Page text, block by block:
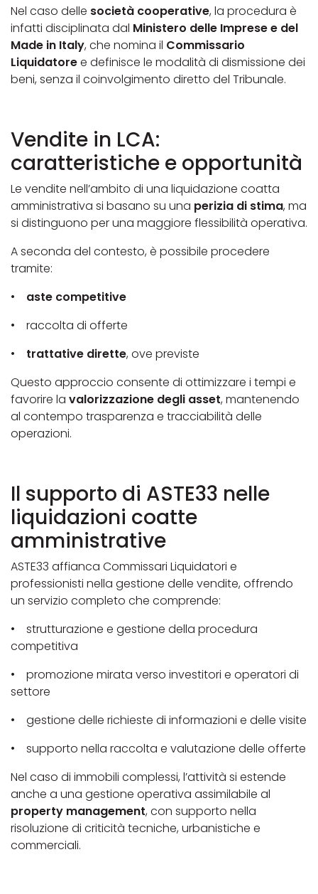
Nel caso delle società cooperative, la procedura è
infatti disciplinata dal Ministero delle Imprese e del
Made in Italy, che nomina il Commissario
Liquidatoree definisce le modalità di dismissione dei
beni, senza il coinvolgimento diretto del Tribunale.
Vendite in LCA:
caratteristiche e opportunità
Le vendite nell’ambito di una liquidazione coatta
amministrativa si basano su una perizia di stima, ma
si distinguono per una maggiore flessibilità operativa.
A seconda del contesto, è possibile procedere
tramite:
•
aste competitive
• raccolta di offerte
• trattative dirette, ove previste
Questo approccio consente di ottimizzare i tempi e
favorire la valorizzazione degli asset, mantenendo
al contempo trasparenza e tracciabilità delle
operazioni.
Il supporto di ASTE33 nelle
liquidazioni coatte
amministrative
ASTE33 affianca Commissari Liquidatori e
professionisti nella gestione delle vendite, offrendo
un servizio completo che comprende:
• strutturazione e gestione della procedura
competitiva
• promozione mirata verso investitori e operatori di
settore
• gestione delle richieste di informazioni e delle visite
• supporto nella raccolta e valutazione delle offerte
Nel caso di immobili complessi, l’attività si estende
anche a una gestione operativa assimilabile al
property management, con supporto nella
risoluzione di criticità tecniche, urbanistiche e
commerciali.